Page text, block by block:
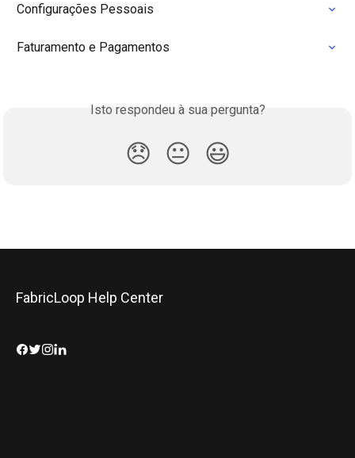
Configurações Pessoais
Faturamento e Pagamentos
Isto respondeu à sua pergunta?
😞 😐 😃
FabricLoop Help Center